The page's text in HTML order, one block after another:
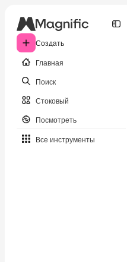
Создать
Главная
Поиск
Стоковый
Посмотреть
Все инструменты